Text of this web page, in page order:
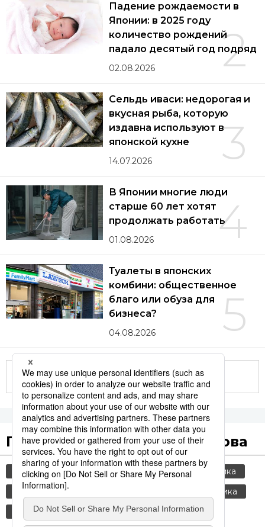
2
Падение рождаемости в
Японии: в 2025 году
количество рождений
падало десятый год подряд
02.08.2026
3
Сельдь иваси: недорогая и
вкусная рыба, которую
издавна используют в
японской кухне
14.07.2026
4
В Японии многие люди
старше 60 лет хотят
продолжать работать
01.08.2026
5
Туалеты в японских
комбини: общественное
благо или обуза для
бизнеса?
04.08.2026
Другие статьи по теме
Популярные поисковые слова
общество jiji press культура
политика
история
экономика
еда и напитки
технологии